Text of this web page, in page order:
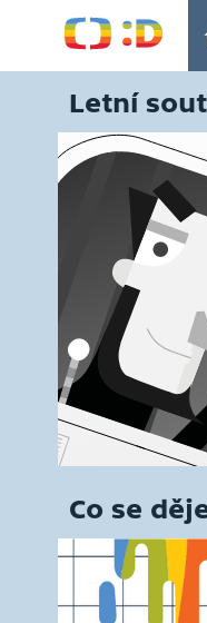
Letní
Co se